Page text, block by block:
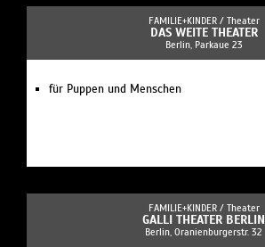
FAMILIE+KINDER / Theater
DAS WEITE THEATER
Berlin, Parkaue 23
für Puppen und Menschen
FAMILIE+KINDER / Theater
GALLI THEATER BERLIN
Berlin, Oranienburgerstr. 32